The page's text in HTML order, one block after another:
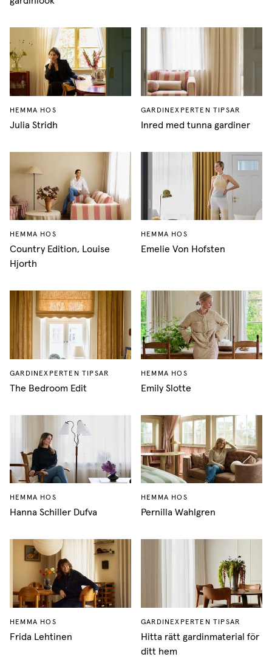
HEMMA HOS
Julia Stridh
GARDINEXPERTEN TIPSAR
Inred med tunna gardiner
HEMMA HOS
Country Edition, Louise
Hjorth
HEMMA HOS
Emelie Von Hofsten
GARDINEXPERTEN TIPSAR
The Bedroom Edit
HEMMA HOS
Emily Slotte
HEMMA HOS
Hanna Schiller Dufva
HEMMA HOS
Pernilla Wahlgren
HEMMA HOS
Frida Lehtinen
GARDINEXPERTEN TIPSAR
Hitta rätt gardinmaterial för
ditt hem